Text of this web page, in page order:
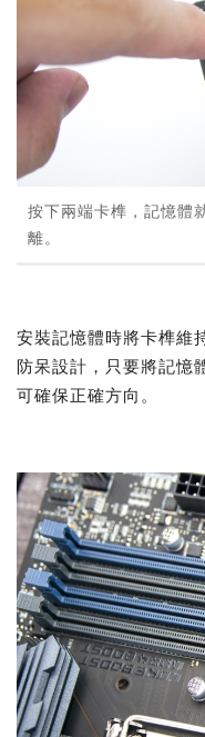
按下兩端卡榫，記憶體
離。
安裝記憶體時將卡榫維
防呆設計，只要將記憶
可確保正確方向。